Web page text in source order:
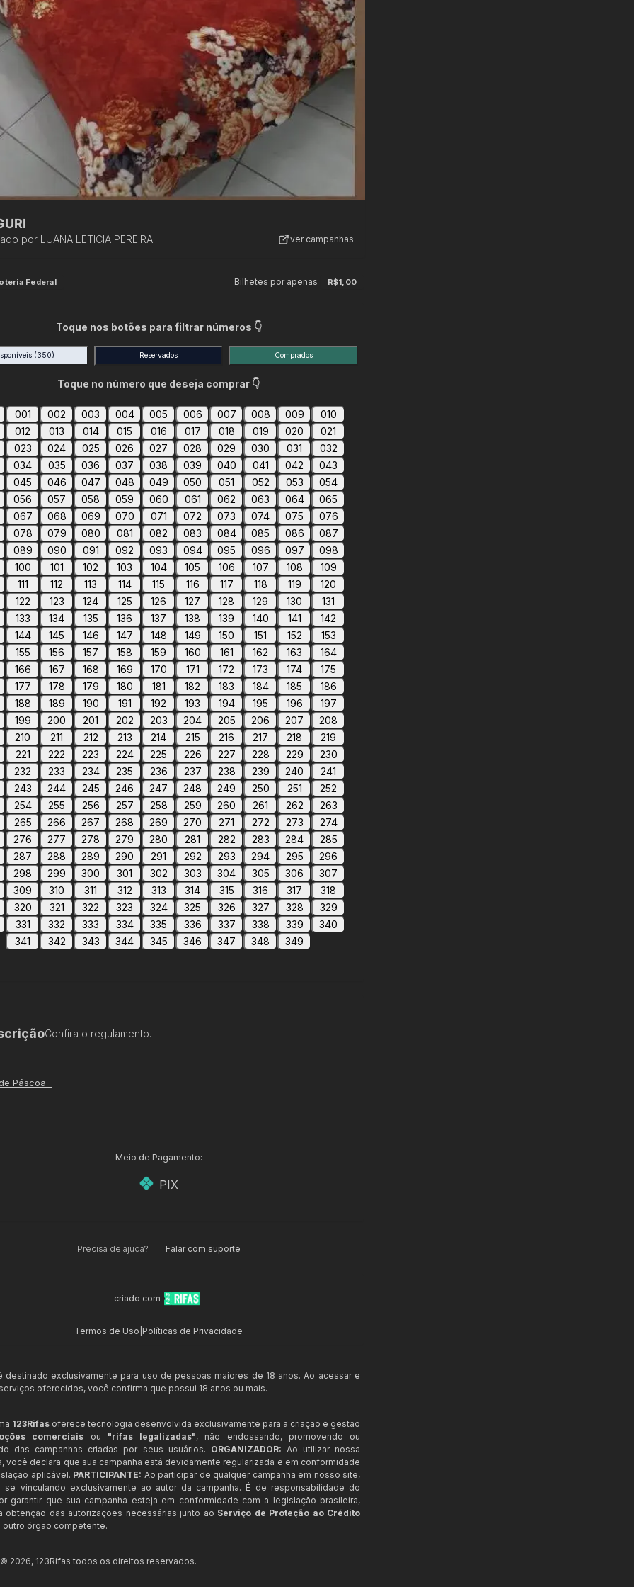
por LUANA LETICIA PEREIRA ver campanhas
Federal Bilhetes por apenas R$1,00
Toque nos botões para filtrar números 👇
(350) Reservados Comprados
Toque no número que deseja comprar 👇
001 002 003 004 005 006 007 008 009
010
012 013 014 015 016 017 018 019 020
021
023 024 025 026 027 028 029 030 031
032
034 035 036 037 038 039 040 041 042
043
045 046 047 048 049 050 051 052 053
054
056 057 058 059 060 061 062 063 064
065
067 068 069 070 071 072 073 074 075
076
078 079 080 081 082 083 084 085 086
087
089 090 091 092 093 094 095 096 097
098
100 101 102 103 104 105 106 107 108
109
111 112 113 114 115 116 117 118 119
120
122 123 124 125 126 127 128 129 130
131
133 134 135 136 137 138 139 140 141
142
144 145 146 147 148 149 150 151 152
153
155 156 157 158 159 160 161 162 163
164
166 167 168 169 170 171 172 173 174
175
177 178 179 180 181 182 183 184 185
186
188 189 190 191 192 193 194 195 196
197
199 200 201 202 203 204 205 206 207
208
210 211 212 213 214 215 216 217 218
219
221 222 223 224 225 226 227 228 229
230
232 233 234 235 236 237 238 239 240
241
243 244 245 246 247 248 249 250 251
252
254 255 256 257 258 259 260 261 262
263
265 266 267 268 269 270 271 272 273
274
276 277 278 279 280 281 282 283 284
285
287 288 289 290 291 292 293 294 295
296
298 299 300 301 302 303 304 305 306
307
309 310 311 312 313 314 315 316 317
318
320 321 322 323 324 325 326 327 328
329
331 332 333 334 335 336 337 338 339
340
341
342 343 344 345 346 347 348 349
Confira o regulamento.
Páscoa
Meio de Pagamento:
PIX
Precisa de ajuda? Falar com suporte
criado com
Termos de Uso Políticas de Privacidade
destinado exclusivamente para uso de pessoas maiores de 18 anos. Ao acessar e
oferecidos, você confirma que possui 18 anos ou mais.
123Rifas oferece tecnologia desenvolvida exclusivamente para a criação e gestão
comerciais ou "rifas legalizadas", não endossando, promovendo ou
das campanhas criadas por seus usuários. ORGANIZADOR: Ao utilizar nossa
você declara que sua campanha está devidamente regularizada e em conformidade
aplicável. PARTICIPANTE: Ao participar de qualquer campanha em nosso site,
se vinculando exclusivamente ao autor da campanha. É de responsabilidade do
garantir que sua campanha esteja em conformidade com a legislação brasileira,
obtenção das autorizações necessárias junto ao Serviço de Proteção ao Crédito
outro órgão competente.
© 2026, 123Rifas todos os direitos reservados.